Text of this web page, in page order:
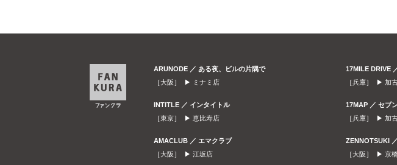
ARUNODE ／ ある夜、ビルの片隅で
［大阪］ ▶
ミナミ店
INTITLE ／ インタイトル
［東京］ ▶ 恵比寿店
AMACLUB ／ エマクラブ
［大阪］ ▶ 江坂店
17MILE DRIVE
［兵庫］ ▶ 加
17MAP ／ セブ
［兵庫］ ▶ 加
ZENNOTSUKI
［大阪］ ▶ 京